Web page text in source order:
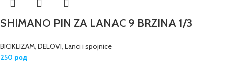
SHIMANO PIN ZA LANAC 9 BRZINA 1/3
BICIKLIZAM, DELOVI, Lanci i spojnice
250 рсд